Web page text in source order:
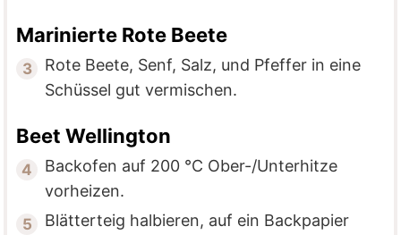
Marinierte Rote Beete
Rote Beete, Senf, Salz, und Pfeffer in eine
Schüssel gut vermischen.
Beet Wellington
Backofen auf 200 °C Ober-/Unterhitze
vorheizen.
Blätterteig halbieren, auf ein Backpapier